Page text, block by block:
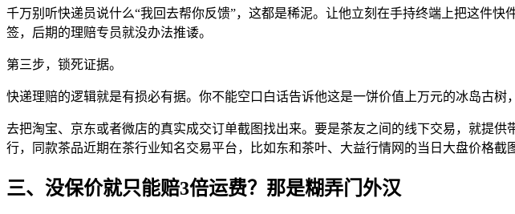
千万别听快递员说什么“我回去帮你反馈”，这都是稀泥。让他立刻在手持终端上把这件
签，后期的理赔专员就没办法推诿。
第三步，锁死证据。
快递理赔的逻辑就是有损必有据。你不能空口白话告诉他这是一饼价值上万元的冰岛古树
去把淘宝、京东或者微店的真实成交订单截图找出来。要是茶友之间的线下交易，就提
行，同款茶品近期在茶行业知名交易平台，比如东和茶叶、大益行情网的当日大盘价格截
三、没保价就只能赔3倍运费？那是糊弄门外汉